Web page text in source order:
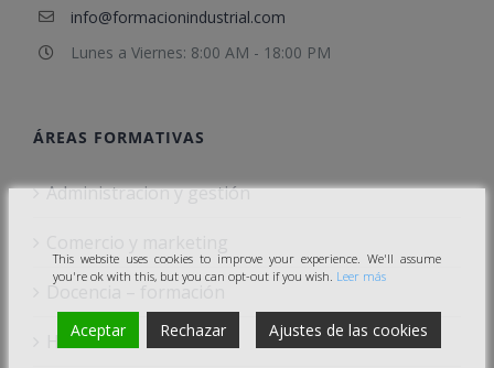
info@formacionindustrial.com
Lunes a Viernes: 8:00 AM - 18:00 PM
ÁREAS FORMATIVAS
Administracion y gestión
Docencia – formación
Hostelería
This website uses cookies to improve your experience. We'll assume
you're ok with this, but you can opt-out if you wish. Leer más
Aceptar Rechazar Ajustes de las cookies